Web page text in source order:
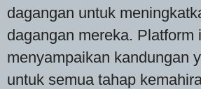
dagangan untuk
dagangan mereka. Platform
menyampaikan kandungan
untuk semua tahap